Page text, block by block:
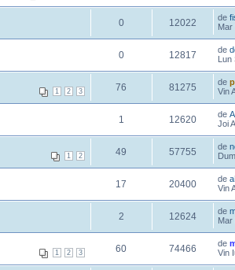
0 12022 de
Mar
0 12817 de
Lun
1 2 3 76 81275 de
Vin
1 12620 de
Joi
1 2 49 57755 de
17 20400 de
Vin
2 12624 de
Mar
1 2 3 60 74466 de
Vin